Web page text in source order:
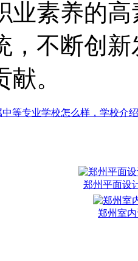
业素养的
，不断创
。
等专业学校怎么样，学校介
郑州平面设
郑州室